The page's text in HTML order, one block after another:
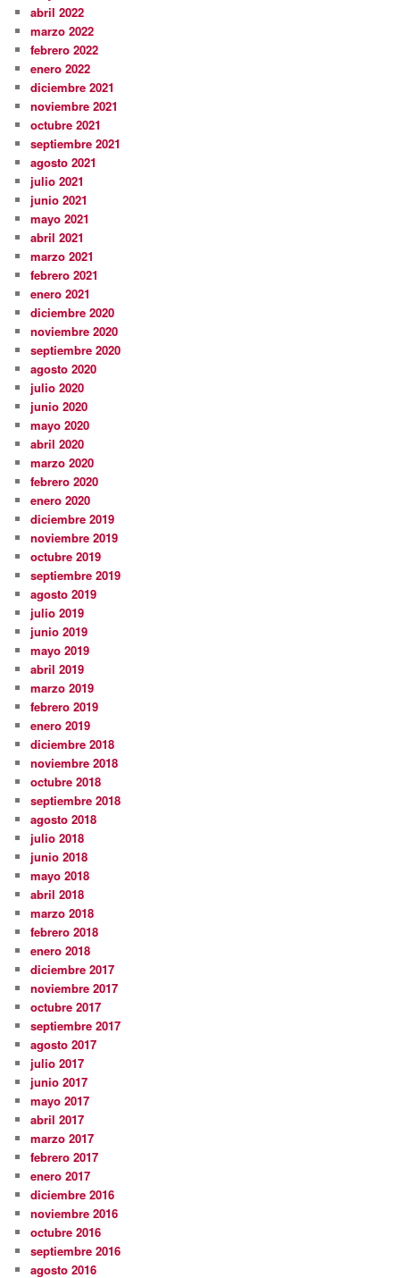
abril 2022
marzo 2022
febrero 2022
enero 2022
diciembre 2021
noviembre 2021
octubre 2021
septiembre 2021
agosto 2021
julio 2021
junio 2021
mayo 2021
abril 2021
marzo 2021
febrero 2021
enero 2021
diciembre 2020
noviembre 2020
septiembre 2020
agosto 2020
julio 2020
junio 2020
mayo 2020
abril 2020
marzo 2020
febrero 2020
enero 2020
diciembre 2019
noviembre 2019
octubre 2019
septiembre 2019
agosto 2019
julio 2019
junio 2019
mayo 2019
abril 2019
marzo 2019
febrero 2019
enero 2019
diciembre 2018
noviembre 2018
octubre 2018
septiembre 2018
agosto 2018
julio 2018
junio 2018
mayo 2018
abril 2018
marzo 2018
febrero 2018
enero 2018
diciembre 2017
noviembre 2017
octubre 2017
septiembre 2017
agosto 2017
julio 2017
junio 2017
mayo 2017
abril 2017
marzo 2017
febrero 2017
enero 2017
diciembre 2016
noviembre 2016
octubre 2016
septiembre 2016
agosto 2016